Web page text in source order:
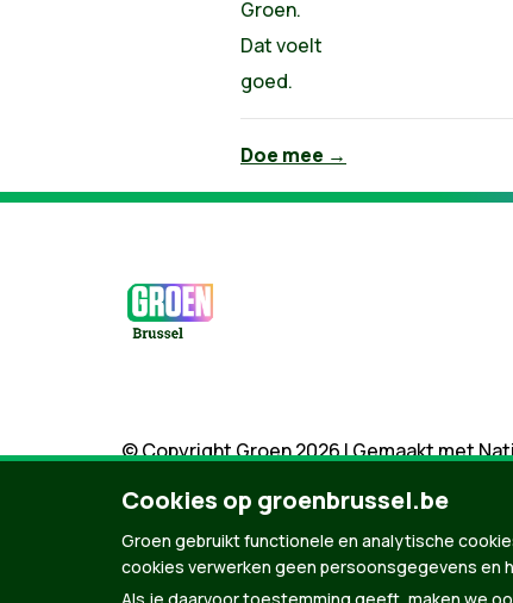
Groen.
Dat voelt
goed.
Doe mee →
© Copyright Groen 2026 | Gemaakt met
Cookies op groenbrussel.be
Groen gebruikt functionele en analytische
cookies verwerken geen persoonsgegevens en